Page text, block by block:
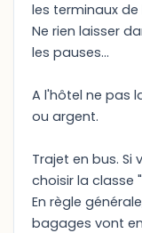
les terminaux de
Ne rien laisser
les pauses...
A l'hôtel ne pas
ou argent.
Trajet en bus.
choisir la classe
En règle
bagages vont